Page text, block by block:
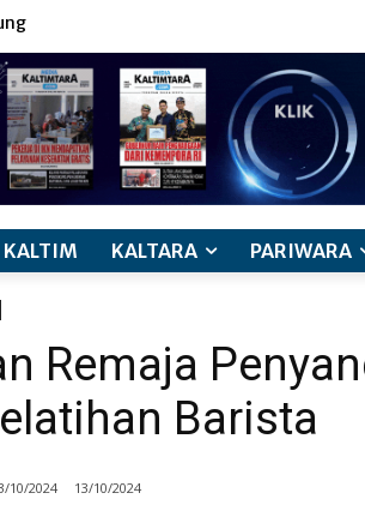
KALTIM KALTARA PARIWARA
Remaja
Barista
10/2024 13/10/2024